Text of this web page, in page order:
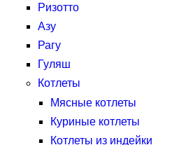
Ризотто
Азу
Рагу
Гуляш
Котлеты
Мясные котлеты
Куриные котлеты
Котлеты из индейки